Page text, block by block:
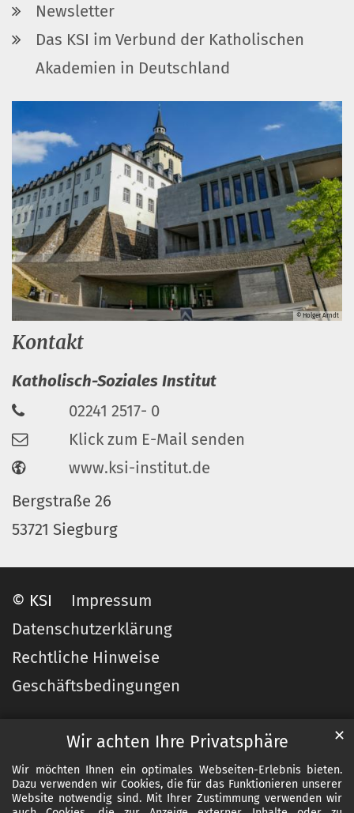
Wir achten Ihre Privatsphäre
Wir möchten Ihnen ein optimales Webseiten-Erlebnis bieten.
Dazu verwenden wir Cookies, die für das Funktionieren unserer
Website notwendig sind. Mit Ihrer Zustimmung verwenden wir
✕
Newsletter
Das KSI im Verbund der Katholischen
Akademien in Deutschland
© Holger Arndt
Kontakt
Katholisch-Soziales Institut
02241 2517- 0
Klick zum E-Mail senden
www.ksi-institut.de
Bergstraße 26
53721 Siegburg
© KSI
Impressum
Datenschutzerklärung
Rechtliche Hinweise
Geschäftsbedingungen